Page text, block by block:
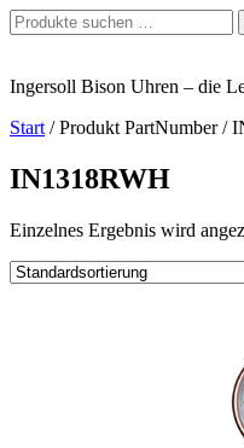
Zum
Inhalt
Suchen
nach:
Ingersoll Bison Uhren – die
Start / Produkt PartNumber /
IN1318RWH
Einzelnes Ergebnis wird